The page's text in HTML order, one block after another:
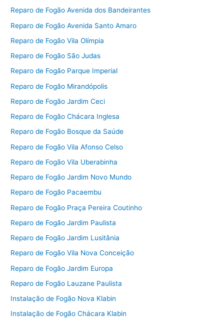
Reparo de Fogão Avenida dos Bandeirantes
Reparo de Fogão Avenida Santo Amaro
Reparo de Fogão Vila Olímpia
Reparo de Fogão São Judas
Reparo de Fogão Parque Imperial
Reparo de Fogão Mirandópolis
Reparo de Fogão Jardim Ceci
Reparo de Fogão Chácara Inglesa
Reparo de Fogão Bosque da Saúde
Reparo de Fogão Vila Afonso Celso
Reparo de Fogão Vila Uberabinha
Reparo de Fogão Jardim Novo Mundo
Reparo de Fogão Pacaembu
Reparo de Fogão Praça Pereira Coutinho
Reparo de Fogão Jardim Paulista
Reparo de Fogão Jardim Lusitânia
Reparo de Fogão Vila Nova Conceição
Reparo de Fogão Jardim Europa
Reparo de Fogão Lauzane Paulista
Instalação de Fogão Nova Klabin
Instalação de Fogão Chácara Klabin